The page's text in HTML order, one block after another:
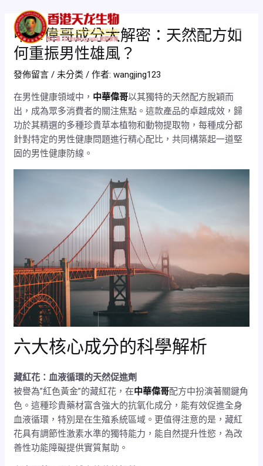
中華偉哥成分大解密：天然配方如
何重振男性雄風？
發佈留言 / 未分类 / 作者:wangjing123
在男性健康領域中， 中華偉哥以其獨特的天然配方脫穎而
出，成為眾多消費者的關注焦點。這款產品的卓越成效，歸
功於其精選的多種珍貴草本植物和動物提取物，每種成分都
針對特定的男性健康問題進行精心配比，共同構築起一道堅
固的男性健康防線。
六大核心成分的科學解析
藏紅花：血液循環的天然促進劑
被譽為”紅色黃金”的藏紅花，在中華偉哥配方中扮演著關鍵角
色。這種珍貴藥材富含強大的抗氧化成分，能有效促進全身
血液循環，特別是在生殖系統區域。更值得注意的是，藏紅
花具有調節性激素水準的獨特能力，能自然提升性慾，為改
善性功能障礙提供實質幫助。
navigation